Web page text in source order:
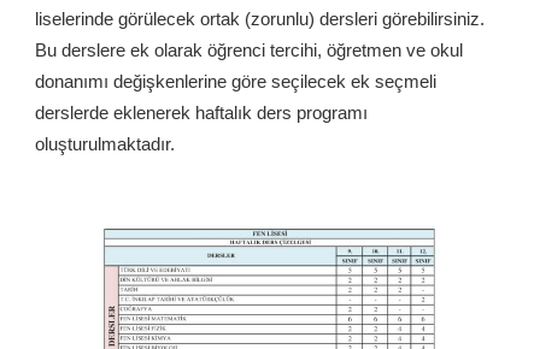
liselerinde görülecek ortak (zorunlu) dersleri görebilirsiniz.
Bu derslere ek olarak öğrenci tercihi, öğretmen ve okul
donanımı değişkenlerine göre seçilecek ek seçmeli
derslerde eklenerek haftalık ders programı
oluşturulmaktadır.